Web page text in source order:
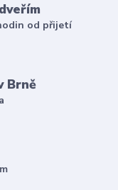
od přijetí
Brně